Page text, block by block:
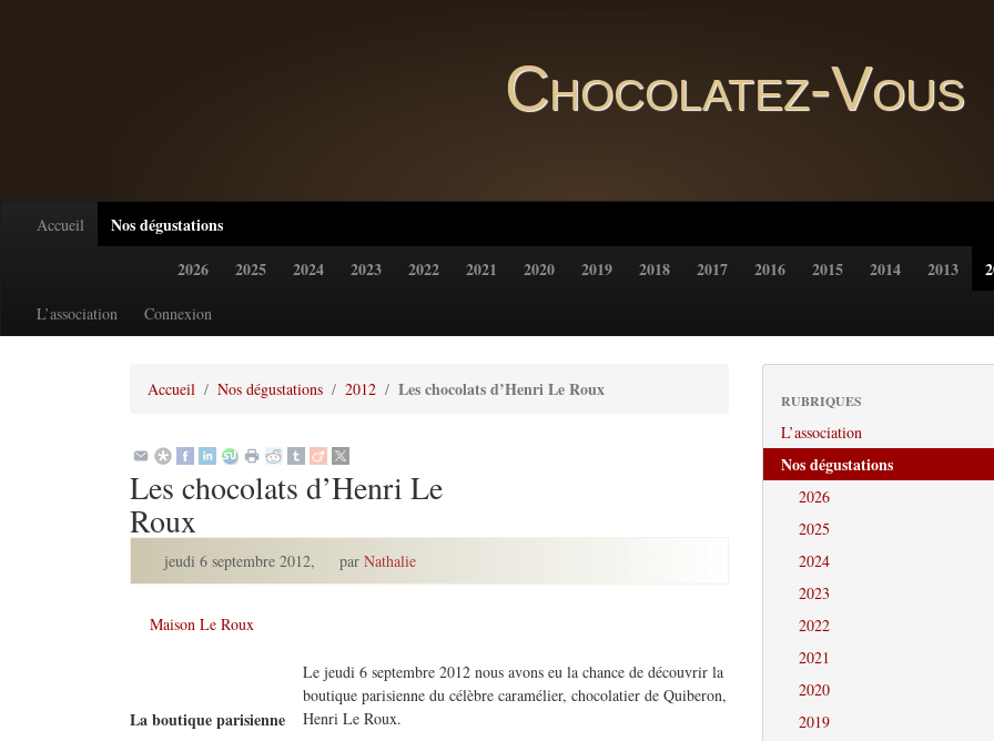
Chocolatez-Vous
Accueil
Nos dégustations
2026
2025 2024 2023 2022 2021 2020 2019 2018 2017 2016 2015 2014 2013
L’association Connexion
Accueil Nos dégustations 2012 Les chocolats d’Henri Le Roux
Les chocolats d’Henri Le
Roux
jeudi 6 septembre 2012, par Nathalie
Maison Le Roux
La boutique parisienne
Le jeudi 6 septembre 2012 nous avons eu la chance de découvrir la
boutique parisienne du célèbre caramélier, chocolatier de Quiberon,
Henri Le Roux.
RUBRIQUES
L’association
Nos dégustations
2026
2025
2024
2023
2022
2021
2020
2019